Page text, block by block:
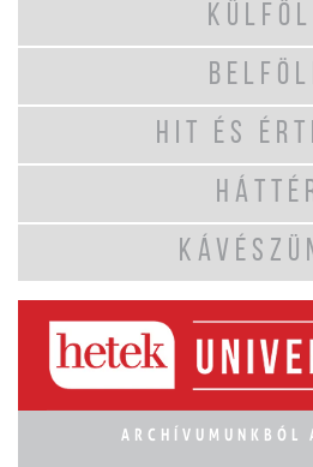
HIT ÉS
ARCHÍVUMUNKBÓL